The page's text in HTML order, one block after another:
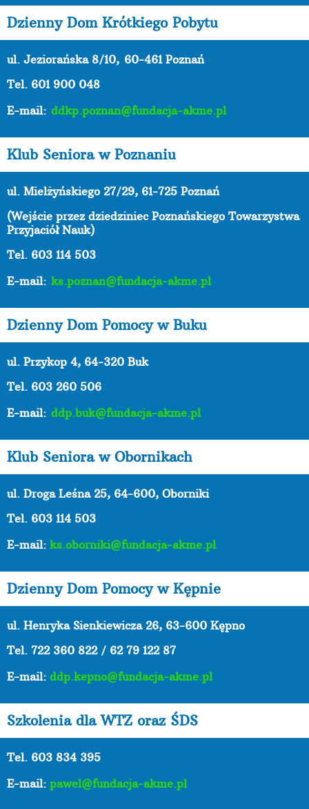
Dzienny Dom Krótkiego Pobytu
ul. Jeziorańska 8/10, 60-461 Poznań
Tel. 601 900 048
E-mail: ddkp.poznan@fundacja-akme.pl
Klub Seniora w Poznaniu
ul. Mielżyńskiego 27/29, 61-725 Poznań
(Wejście przez dziedziniec Poznańskiego Towarzystwa
Przyjaciół Nauk)
Tel. 603 114 503
E-mail: ks.poznan@fundacja-akme.pl
Dzienny Dom Pomocy w Buku
ul. Przykop 4, 64-320 Buk
Tel. 603 260 506
E-mail: ddp.buk@fundacja-akme.pl
Klub Seniora w Obornikach
ul. Droga Leśna 25, 64-600, Oborniki
Tel. 603 114 503
E-mail: ks.oborniki@fundacja-akme.pl
Dzienny Dom Pomocy w Kępnie
ul. Henryka Sienkiewicza 26, 63-600 Kępno
Tel. 722 360 822 / 62 79 122 87
E-mail: ddp.kepno@fundacja-akme.pl
Szkolenia dla WTZ oraz ŚDS
Tel. 603 834 395
E-mail: pawel@fundacja-akme.pl